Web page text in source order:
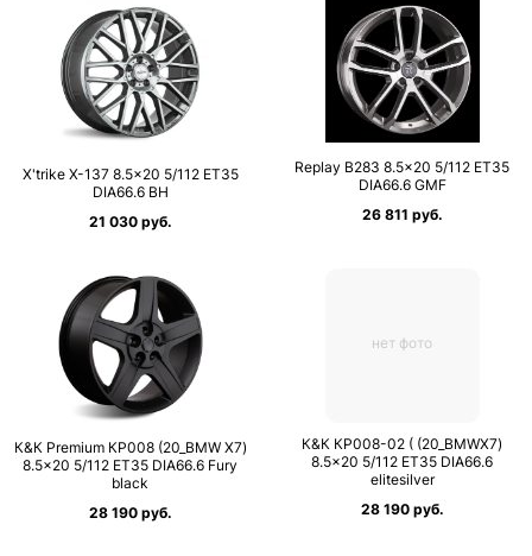
X'trike X-137 8.5×20 5/112 ET35
DIA66.6 BH
21 030 руб.
Replay B283 8.5×20 5/112 ET35
DIA66.6 GMF
26 811 руб.
К&К Premium КР008 (20_BMW X7)
8.5×20 5/112 ET35 DIA66.6 Fury
black
28 190 руб.
нет фото
К&К КР008-02 ( (20_BMWX7)
8.5×20 5/112 ET35 DIA66.6
elitesilver
28 190 руб.